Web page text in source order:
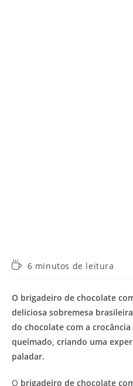
Tempo6 minutos de leitura
O brigadeiro de chocolate
deliciosa sobremesa
do chocolate com a
queimado, criando uma
paladar.
O brigadeiro de chocolate